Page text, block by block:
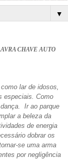
▼
CHAVE AUTO
lar de idosos,
especiais. Como
Ir ao parque
a beleza da
de energia
dobrar os
se uma arma
por negligência